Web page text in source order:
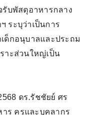
รับพัสดุอาหารกลาง
ระบุว่าเป็นการ
ด็กอนุบาลและประถม
าะส่วนใหญ่เป็น
ดร.รัชชัยย์ ศร
ร ครูและบุคลากร